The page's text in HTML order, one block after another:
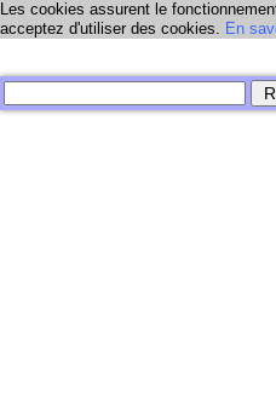
Les cookies assurent le
acceptez d'utiliser des cookies. En